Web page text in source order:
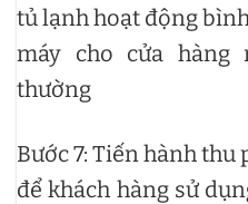
tủ lạnh hoạt động
máy cho cửa hàng
thường
Bước 7: Tiến hành
để khách hàng sử